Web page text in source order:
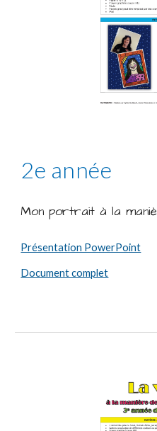
2e année
Mon portrait à la
Présentation PowerPoint
Document complet